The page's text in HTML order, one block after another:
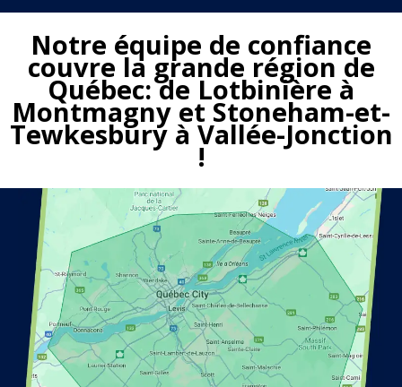
Notre équipe de confiance
couvre la grande région de
Québec: de Lotbinière à
Montmagny et Stoneham-et-
Tewkesbury à Vallée-Jonction
!